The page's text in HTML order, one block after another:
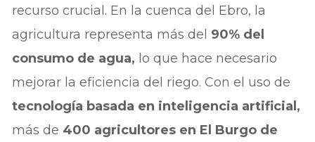
recurso crucial. En la cuenca del Ebro, la
agricultura representa más del 90% del
consumo de agua, lo que hace necesario
mejorar la eficiencia del riego. Con el uso de
tecnología basada en inteligencia artificial,
más de 400 agricultores en El Burgo de